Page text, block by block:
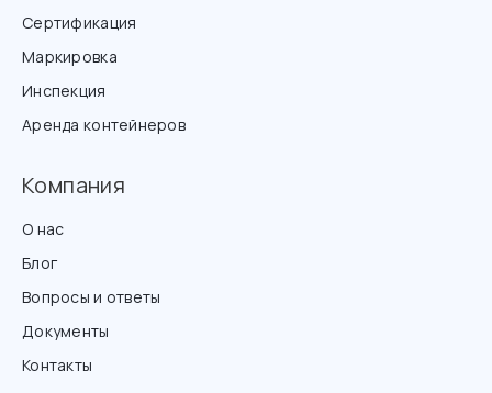
Сертификация
Маркировка
Инспекция
Аренда контейнеров
Компания
О нас
Блог
Вопросы и ответы
Документы
Контакты